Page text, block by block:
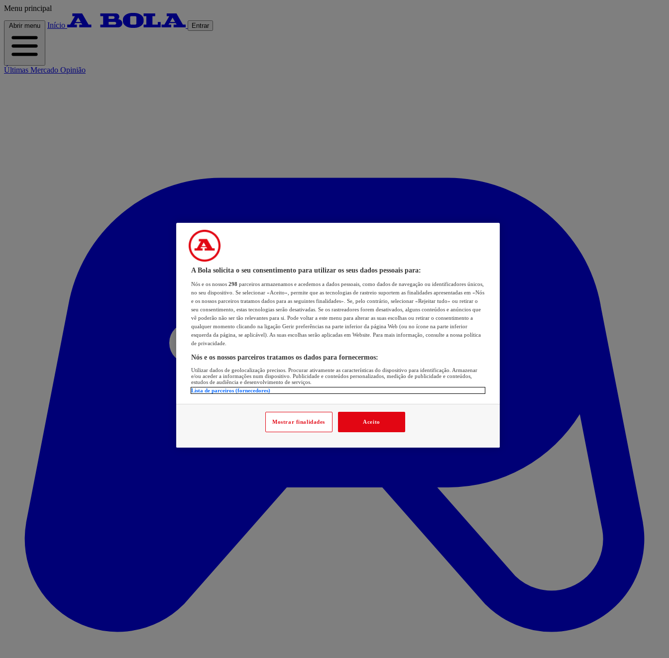
Menu principal
Abrir menu Início Entrar
Últimas Mercado Opinião
A Bola solicita o seu consentimento para utilizar os seus dados pessoais para:
Nós e os nossos 298 parceiros armazenamos e acedemos a dados pessoais, como dados de navegação ou identificadores únicos,
no seu dispositivo. Se selecionar «Aceito», permite que as tecnologias de rastreio suportem as finalidades apresentadas em «Nós
e os nossos parceiros tratamos dados para as seguintes finalidades». Se, pelo contrário, selecionar «Rejeitar tudo» ou retirar o
seu consentimento, estas tecnologias serão desativadas. Se os rastreadores forem desativados, alguns conteúdos e anúncios que
vê poderão não ser tão relevantes para si. Pode voltar a este menu para alterar as suas escolhas ou retirar o consentimento a
qualquer momento clicando na ligação Gerir preferências na parte inferior da página Web (ou no ícone na parte inferior
esquerda da página, se aplicável). As suas escolhas serão aplicadas em Website. Para mais informação, consulte a nossa política
de privacidade.
Nós e os nossos parceiros tratamos os dados para fornecermos:
Utilizar dados de geolocalização precisos. Procurar ativamente as características do dispositivo para identificação. Armazenar
e/ou aceder a informações num dispositivo. Publicidade e conteúdos personalizados, medição de publicidade e conteúdos,
estudos de audiência e desenvolvimento de serviços.
Lista de parceiros (fornecedores)
Mostrar finalidades Aceito